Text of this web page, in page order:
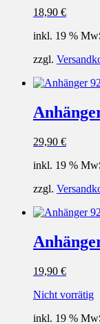
18,90 €
inkl. 19 %
zzgl.
29,90 €
inkl. 19 %
zzgl.
19,90 €
Nicht vorrätig
inkl. 19 %